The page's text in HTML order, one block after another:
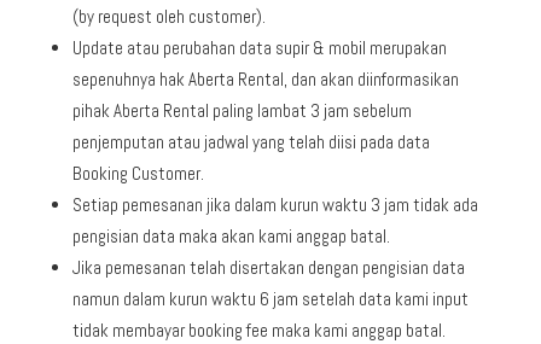
(by request oleh customer).
Update atau perubahan data supir & mobil merupakan
sepenuhnya hak Aberta Rental, dan akan diinformasikan
pihak Aberta Rental paling lambat 3 jam sebelum
penjemputan atau jadwal yang telah diisi pada data
Booking Customer.
Setiap pemesanan jika dalam kurun waktu 3 jam tidak ada
pengisian data maka akan kami anggap batal.
Jika pemesanan telah disertakan dengan pengisian data
namun dalam kurun waktu 6 jam setelah data kami input
tidak membayar booking fee maka kami anggap batal.